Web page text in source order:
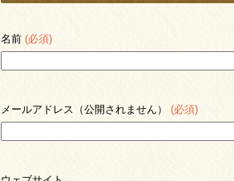
名前 (必須)
メールアドレス（公開されません） (必須)